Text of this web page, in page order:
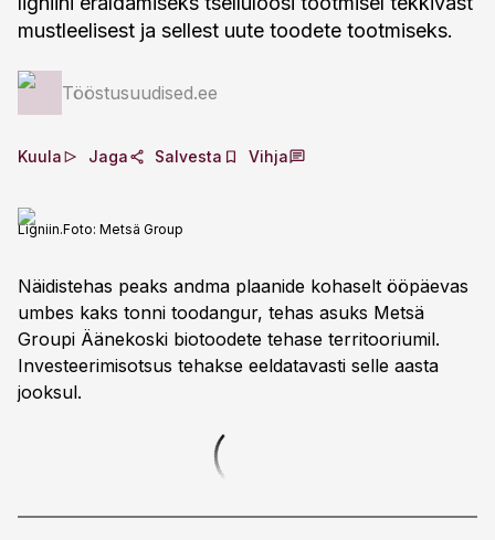
mustleelisest ja sellest uute toodete tootmiseks.
Tööstusuudised.ee
Kuula Jaga Salvesta Vihja
Ligniin.Foto: Metsä Group
Näidistehas peaks andma plaanide kohaselt ööpäevas
umbes kaks tonni toodangur, tehas asuks Metsä
Groupi Äänekoski biotoodete tehase territooriumil.
Investeerimisotsus tehakse eeldatavasti selle aasta
jooksul.